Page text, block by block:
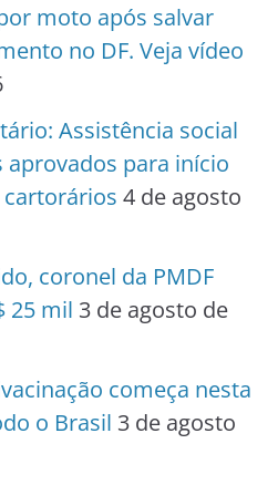
moto após salvar
no DF. Veja vídeo
Assistência social
para início
4 de agosto
coronel da PMDF
25 mil 3 de agosto de
começa nesta
o Brasil 3 de agosto